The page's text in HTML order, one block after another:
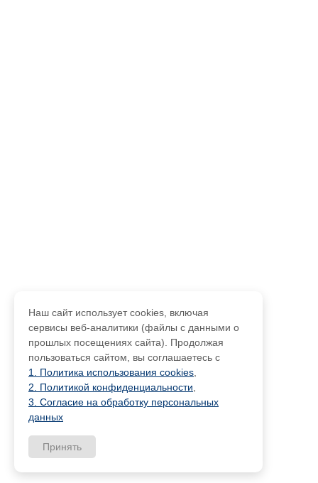
Наш сайт использует cookies, включая
сервисы веб-аналитики (файлы с данными о
прошлых посещениях сайта). Продолжая
пользоваться сайтом, вы соглашаетесь с
1. Политика использования cookies
2. Политикой конфиденциальности
3. Согласие на обработку персональных
данных
Принять